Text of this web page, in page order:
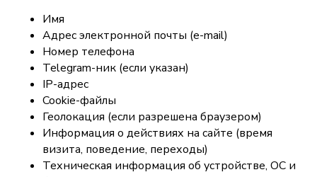
Имя
Адрес электронной почты (e-mail)
Номер телефона
Telegram-ник (если указан)
IP-адрес
Cookie-файлы
Геолокация (если разрешена браузером)
Информация о действиях на сайте (время
визита, поведение, переходы)
Техническая информация об устройстве, ОС и